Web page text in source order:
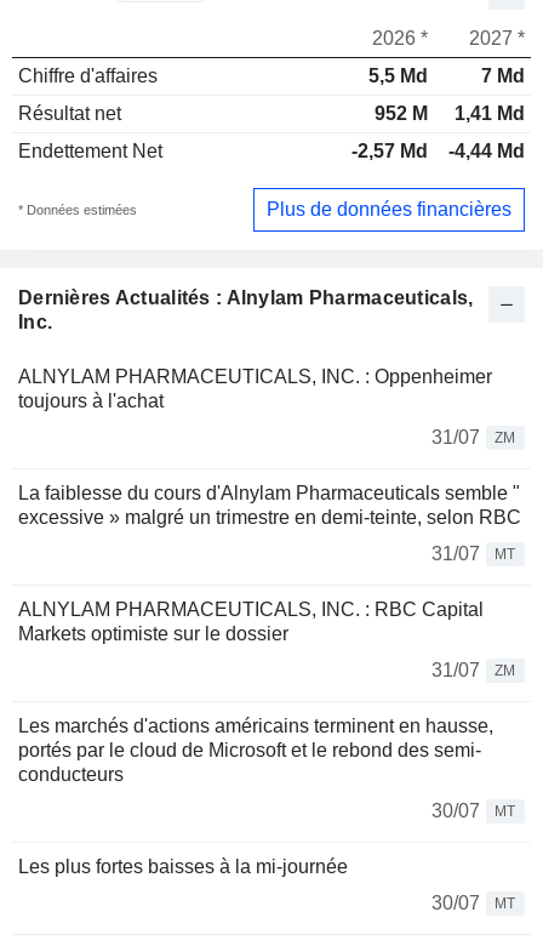
Dernières Actualités : Alnylam Pharmaceuticals,
Inc.
ALNYLAM PHARMACEUTICALS, INC. : Oppenheimer
toujours à l'achat
31/07
ZM
La faiblesse du cours d'Alnylam Pharmaceuticals semble "
excessive » malgré un trimestre en demi-teinte, selon RBC
31/07
MT
ALNYLAM PHARMACEUTICALS, INC. : RBC Capital
Markets optimiste sur le dossier
31/07
ZM
Les marchés d'actions américains terminent en hausse,
portés par le cloud de Microsoft et le rebond des semi-
conducteurs
30/07
MT
Les plus fortes baisses à la mi-journée
30/07
MT
2026 *
2027 *
Chiffre d'affaires
5,5 Md
7 Md
Résultat net
952 M
1,41 Md
Endettement Net
-2,57 Md -4,44 Md
* Données estimées Plus de données financières